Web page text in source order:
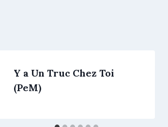
Y a Un Truc Chez Toi
(PeM)